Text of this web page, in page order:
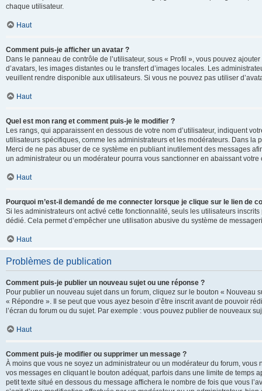
chaque utilisateur.
Haut
Comment puis-je afficher un avatar ?
Dans le panneau de contrôle de l’utilisateur, sous « Profil », vous pouvez
d’avatars, les images distantes ou le transfert d’images locales. Les
veuillent rendre disponible aux utilisateurs. Si vous ne pouvez pas utiliser
Haut
Quel est mon rang et comment puis-je le modifier ?
Les rangs, qui apparaissent en dessous de votre nom d’utilisateur, indiquent
utilisateurs spécifiques, comme les administrateurs et les modérateurs. Dans
Merci de ne pas abuser de ce système en publiant inutilement des messages
un administrateur ou un modérateur pourra vous sanctionner en abaissant votre
Haut
Pourquoi m’est-il demandé de me connecter lorsque je clique sur le lien de
Si les administrateurs ont activé cette fonctionnalité, seuls les utilisateurs
dédié. Cela permet d’empêcher une utilisation abusive du système de
Haut
Problèmes de publication
Comment puis-je publier un nouveau sujet ou une réponse ?
Pour publier un nouveau sujet dans un forum, cliquez sur le bouton «
« Répondre ». Il se peut que vous ayez besoin d’être inscrit avant de pouvoir
l’écran du forum ou du sujet. Par exemple : vous pouvez publier de nouveaux
Haut
Comment puis-je modifier ou supprimer un message ?
À moins que vous ne soyez un administrateur ou un modérateur du forum,
vos messages en cliquant le bouton adéquat, parfois dans une limite de temps
petit texte situé en dessous du message affichera le nombre de fois que vous